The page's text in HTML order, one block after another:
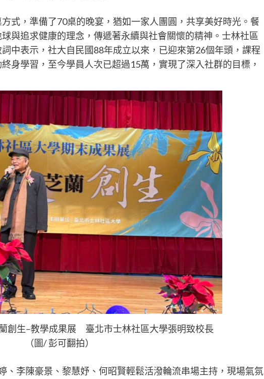
式，準備了70桌的晚宴，猶如一家人團圓，共享美好時光。餐
與追求健康的理念，傳遞著永續與社會關懷的精神。士林社區
中表示，社大自民國88年成立以來，已迎來第26個年頭，課程
身學習，至今學員人次已超過15萬，實現了深入社群的目標，
創生–教學成果展 臺北市士林社區大學張明致校長
（圖/ 彭可翻拍）
、李陳豪景、黎慧妤、何昭賢輕鬆活潑輪流串場主持，現場氣氛